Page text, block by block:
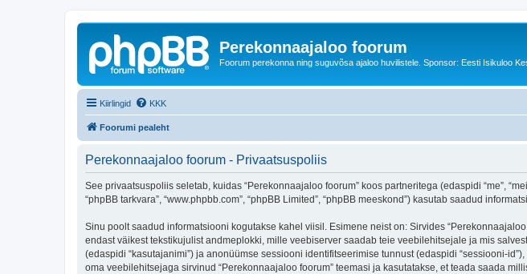
Perekonnaajaloo foorum
Foorum perekonna ning suguvõsa ajaloo huvilistele. Sponsor: Eesti Isikuloo
Kiirlingid KKK
Foorumi pealeht
Perekonnaajaloo foorum - Privaatsuspoliis
See privaatsuspoliis seletab, kuidas “Perekonnaajaloo foorum” koos partneritega (edaspidi “me”,
“phpBB tarkvara”, “www.phpbb.com”, “phpBB Limited”, “phpBB meeskond”) kasutab saadud
Sinu poolt saadud informatsiooni kogutakse kahel viisil. Esimene neist on: Sirvides
endast väikest tekstikujulist andmeplokki, mille veebiserver saadab teie veebilehitsejale ja mis
(edaspidi “kasutajanimi”) ja anonüümse sessiooni identifitseerimise tunnust (edaspidi “sessiooni-
oma veebilehitsejaga sirvinud “Perekonnaajaloo foorum” teemasi ja kasutatakse, et teada saada